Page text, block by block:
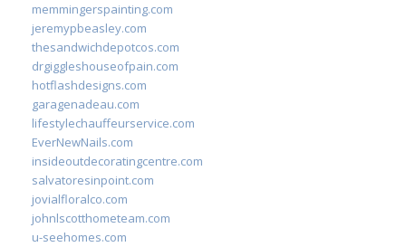
memmingerspainting.com
jeremypbeasley.com
thesandwichdepotcos.com
drgiggleshouseofpain.com
hotflashdesigns.com
garagenadeau.com
lifestylechauffeurservice.com
EverNewNails.com
insideoutdecoratingcentre.com
salvatoresinpoint.com
jovialfloralco.com
johnlscotthometeam.com
u-seehomes.com